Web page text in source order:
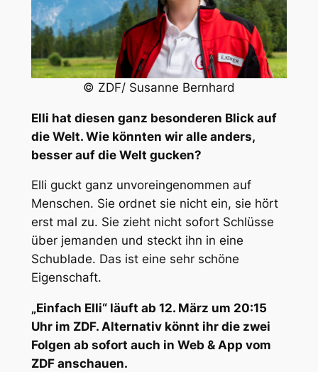
© ZDF/ Susanne Bernhard
Elli hat diesen ganz besonderen Blick auf
die Welt. Wie könnten wir alle anders,
besser auf die Welt gucken?
Elli guckt ganz unvoreingenommen auf
Menschen. Sie ordnet sie nicht ein, sie hört
erst mal zu. Sie zieht nicht sofort Schlüsse
über jemanden und steckt ihn in eine
Schublade. Das ist eine sehr schöne
Eigenschaft.
„Einfach Elli“ läuft ab 12. März um 20:15
Uhr im ZDF. Alternativ könnt ihr die zwei
Folgen ab sofort auch in Web & App vom
ZDF anschauen.